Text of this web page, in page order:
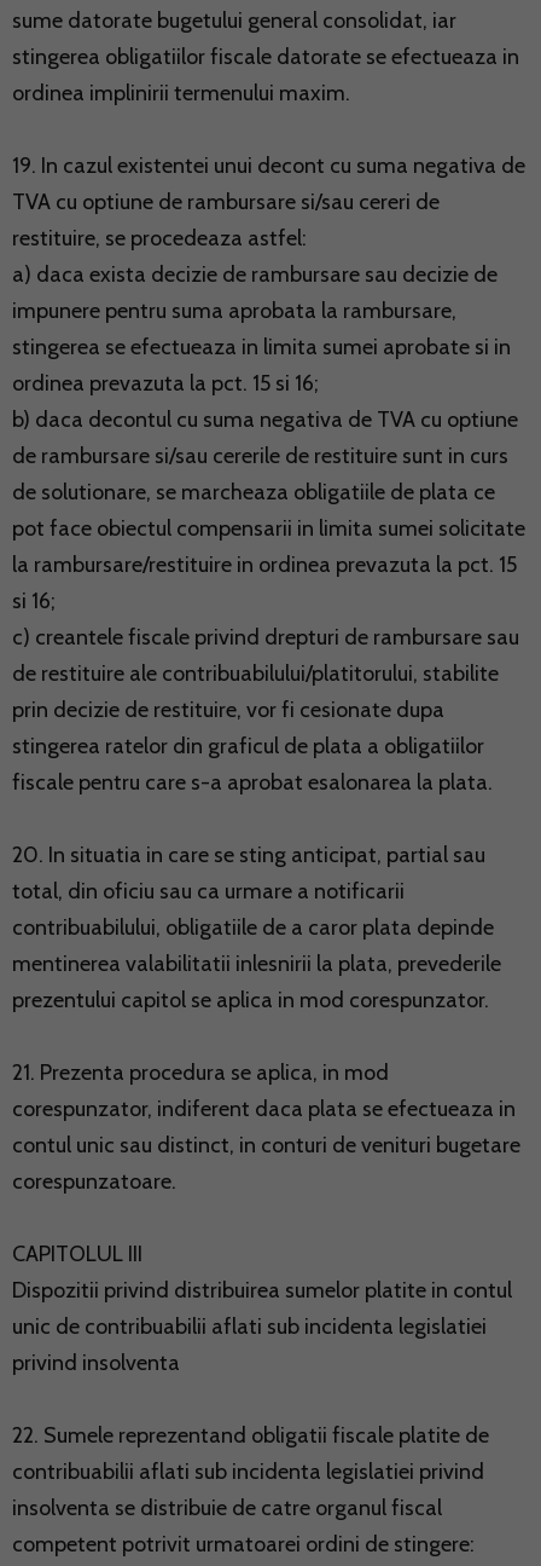
sume datorate bugetului general consolidat, iar
stingerea obligatiilor fiscale datorate se efectueaza in
ordinea implinirii termenului maxim.
19. In cazul existentei unui decont cu suma negativa de
TVA cu optiune de rambursare si/sau cereri de
restituire, se procedeaza astfel:
a) daca exista decizie de rambursare sau decizie de
impunere pentru suma aprobata la rambursare,
stingerea se efectueaza in limita sumei aprobate si in
ordinea prevazuta la pct. 15 si 16;
b) daca decontul cu suma negativa de TVA cu optiune
de rambursare si/sau cererile de restituire sunt in curs
de solutionare, se marcheaza obligatiile de plata ce
pot face obiectul compensarii in limita sumei solicitate
la rambursare/restituire in ordinea prevazuta la pct. 15
si 16;
c) creantele fiscale privind drepturi de rambursare sau
de restituire ale contribuabilului/platitorului, stabilite
prin decizie de restituire, vor fi cesionate dupa
stingerea ratelor din graficul de plata a obligatiilor
fiscale pentru care s-a aprobat esalonarea la plata.
20. In situatia in care se sting anticipat, partial sau
total, din oficiu sau ca urmare a notificarii
contribuabilului, obligatiile de a caror plata depinde
mentinerea valabilitatii inlesnirii la plata, prevederile
prezentului capitol se aplica in mod corespunzator.
21. Prezenta procedura se aplica, in mod
corespunzator, indiferent daca plata se efectueaza in
contul unic sau distinct, in conturi de venituri bugetare
corespunzatoare.
CAPITOLUL III
Dispozitii privind distribuirea sumelor platite in contul
unic de contribuabilii aflati sub incidenta legislatiei
privind insolventa
22. Sumele reprezentand obligatii fiscale platite de
contribuabilii aflati sub incidenta legislatiei privind
insolventa se distribuie de catre organul fiscal
competent potrivit urmatoarei ordini de stingere: